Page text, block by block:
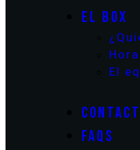
EL BOX
El
FAQS